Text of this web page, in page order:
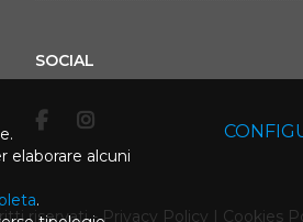
SOCIAL
riservati- Privacy Policy | Cookies
elaborare alcuni
.